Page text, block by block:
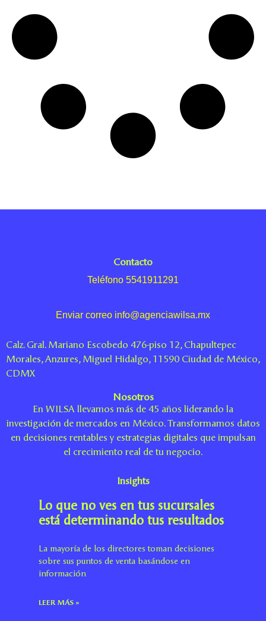
Contacto
Teléfono 5541911291
Enviar correo info@agenciawilsa.mx
Calz. Gral. Mariano Escobedo 476-piso 12, Chapultepec
Morales, Anzures, Miguel Hidalgo, 11590 Ciudad de México,
CDMX
Nosotros
En WILSA llevamos más de 45 años liderando la
investigación de mercados en México. Transformamos datos
en decisiones rentables y estrategias digitales que impulsan
el crecimiento real de tu negocio.
Insights
Lo que no ves en tus sucursales
está determinando tus resultados
La mayoría de los directores toman decisiones
sobre sus puntos de venta basándose en
información
LEER MÁS »